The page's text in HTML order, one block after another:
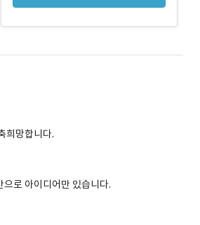
희망합니다.
로 아이디어만 있습니다.